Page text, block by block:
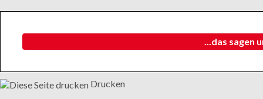
...das sagen
Drucken